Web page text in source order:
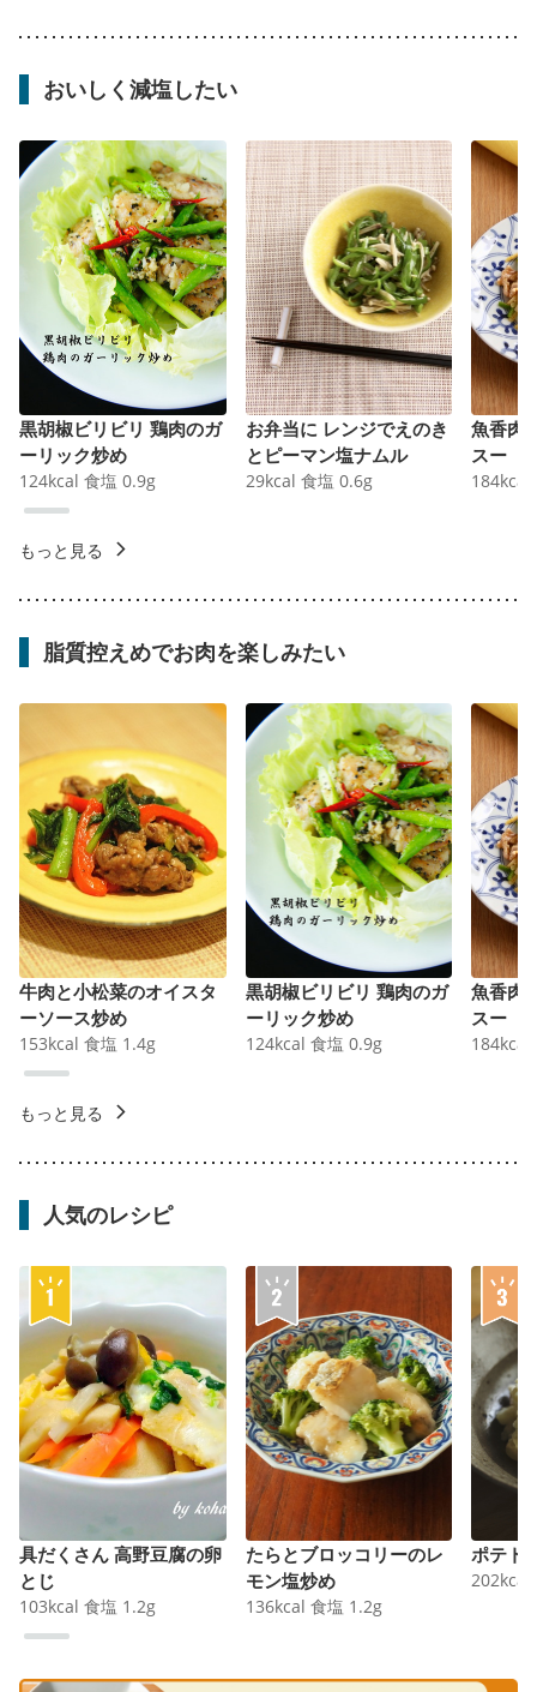
おいしく減塩したい
黒胡椒ビリビリ 鶏肉のガ
ーリック炒め
124kcal 食塩 0.9g
お弁当に レンジでえのき
とピーマン塩ナムル
29kcal 食塩 0.6g
魚香肉
スー
184kcal
もっと見る
脂質控えめでお肉を楽しみたい
牛肉と小松菜のオイスタ
ーソース炒め
153kcal 食塩 1.4g
黒胡椒ビリビリ 鶏肉のガ
ーリック炒め
124kcal 食塩 0.9g
魚香肉
スー
184kcal
もっと見る
人気のレシピ
具だくさん 高野豆腐の卵
とじ
103kcal 食塩 1.2g
たらとブロッコリーのレ
モン塩炒め
136kcal 食塩 1.2g
ポテト
202kcal